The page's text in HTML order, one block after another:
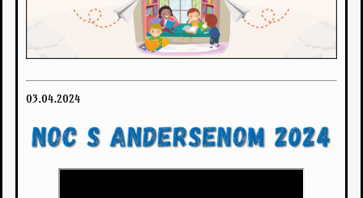
03.04.2024